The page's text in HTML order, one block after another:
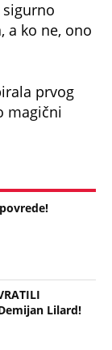
a ko ne, ono
prvog
magični
Lilard!